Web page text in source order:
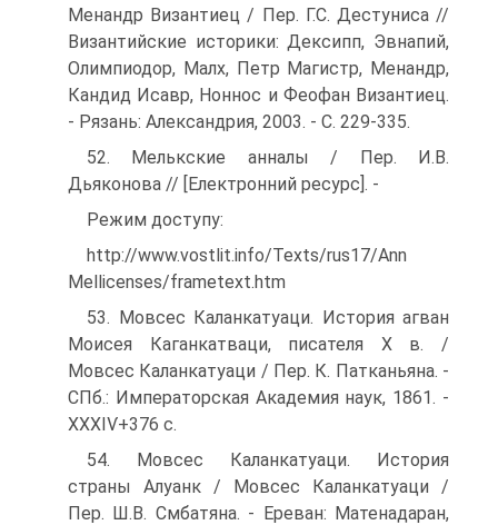
Менандр Византиец / Пер. Г.С. Дестуниса //
Византийские историки: Дексипп, Эвнапий,
Олимпиодор, Малх, Петр Магистр, Менандр,
Кандид Исавр, Ноннос и Феофан Византиец.
- Рязань: Александрия, 2003. - С. 229-335.
52. Мелькские анналы / Пер. И.В.
Дьяконова // [Електронний ресурс]. -
Режим доступу:
http://www.vostlit.info/Texts/rus17/Ann
Mellicenses/frametext.htm
53. Мовсес Каланкатуаци. История агван
Моисея Каганкатваци, писателя Х в. /
Мовсес Каланкатуаци / Пер. К. Патканьяна. -
СПб.: Императорская Академия наук, 1861. -
ХХХІѴ+376 с.
54. Мовсес Каланкатуаци. История
страны Алуанк / Мовсес Каланкатуаци /
Пер. Ш.В. Смбатяна. - Ереван: Матенадаран,